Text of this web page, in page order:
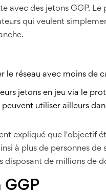
avec des jetons GGP.
qui veulent
le réseau avec moins de
jetons en jeu via le
utiliser ailleurs
expliqué que l'objectif
à plus de personnes de
disposant de millions de
GGP